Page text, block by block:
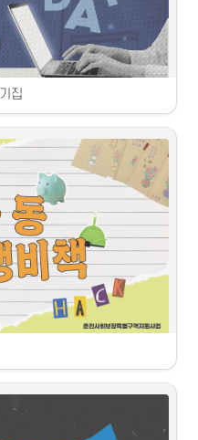
교과프로그램 매거진
집